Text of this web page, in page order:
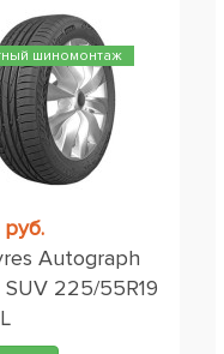
шиномонтаж
Autograph
225/55R19